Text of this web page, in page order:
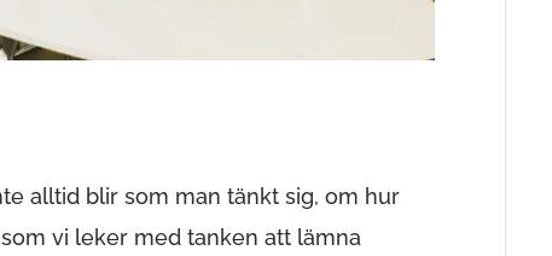
alltid blir som man tänkt sig, om hur
vi leker med tanken att lämna